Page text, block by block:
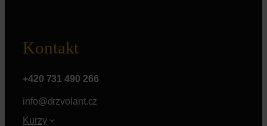
Kontakt
+420 731 490 266
info@drzvolant.cz
Kurzy